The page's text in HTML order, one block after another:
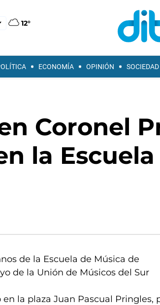
12°
ECONOMÍA OPINIÓN SOCIEDAD
Coronel
la
de la Escuela de Música de
de la Unión de Músicos del Sur
la plaza Juan Pascual Pringles,